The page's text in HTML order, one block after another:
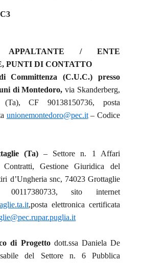
APPALTANTE / ENTE
PUNTI DI CONTATTO
Committenza (C.U.C.) presso
di Montedoro, via Skanderberg,
(Ta), CF 90138150736, posta
unionemontedoro@pec.it– Codice
(Ta)– Settore n. 1 Affari
Gestione Giuridica del
d’Ungheria snc, 74023 Grottaglie
00117380733, sito internet
,posta elettronica certificata
di Progetto dott.ssa Daniela De
del Settore n. 6 Pubblica